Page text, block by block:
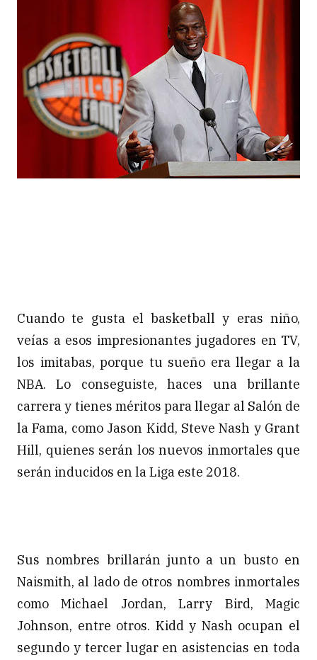
Cuando te gusta el basketball y eras niño,
veías a esos impresionantes jugadores en TV,
los imitabas, porque tu sueño era llegar a la
NBA. Lo conseguiste, haces una brillante
carrera y tienes méritos para llegar al Salón de
la Fama, como Jason Kidd, Steve Nash y Grant
Hill, quienes serán los nuevos inmortales que
serán inducidos en la Liga este 2018.
Sus nombres brillarán junto a un busto en
Naismith, al lado de otros nombres inmortales
como Michael Jordan, Larry Bird, Magic
Johnson, entre otros. Kidd y Nash ocupan el
segundo y tercer lugar en asistencias en toda